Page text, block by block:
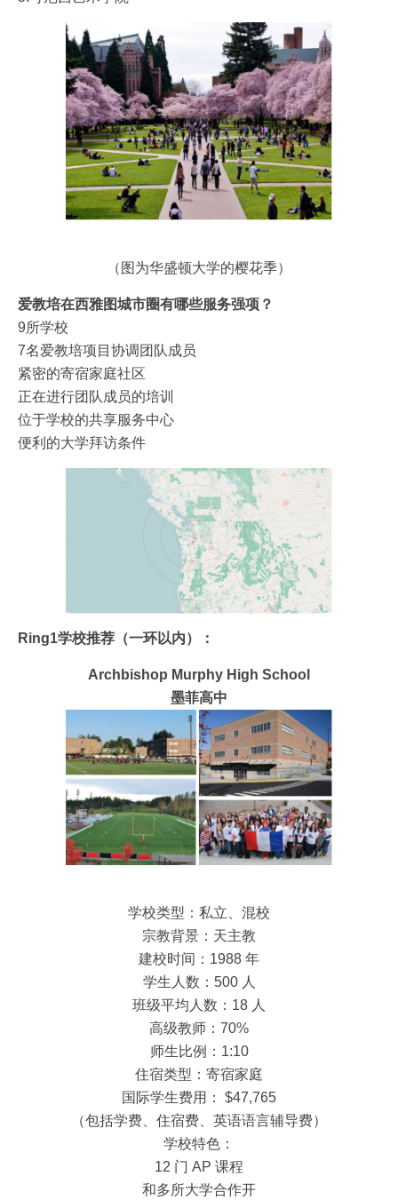
（图为华盛顿大学的樱花季）
爱教培在西雅图城市圈有哪些服务强项？
9所学校
7名爱教培项目协调团队成员
紧密的寄宿家庭社区
正在进行团队成员的培训
位于学校的共享服务中心
便利的大学拜访条件
Ring1学校推荐（一环以内）：
Archbishop Murphy High School
墨菲高中
学校类型：私立、混校
宗教背景：天主教
建校时间：1988 年
学生人数：500 人
班级平均人数：18 人
高级教师：70%
师生比例：1:10
住宿类型：寄宿家庭
国际学生费用： $47,765
（包括学费、住宿费、英语语言辅导费）
学校特色：
12 门 AP 课程
和多所大学合作开